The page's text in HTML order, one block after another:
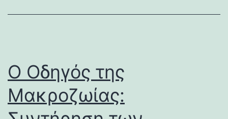
Ο Οδηγός της
Μακροζωίας: